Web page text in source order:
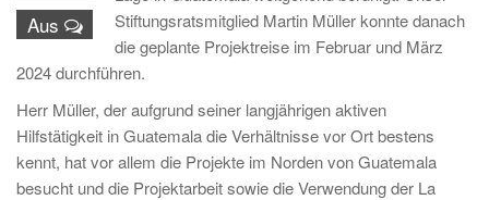
Aus
Stiftungsratsmitglied Martin Müller konnte danach
die geplante Projektreise im Februar und März
2024 durchführen.
Herr Müller, der aufgrund seiner langjährigen aktiven
Hilfstätigkeit in Guatemala die Verhältnisse vor Ort bestens
kennt, hat vor allem die Projekte im Norden von Guatemala
besucht und die Projektarbeit sowie die Verwendung der La